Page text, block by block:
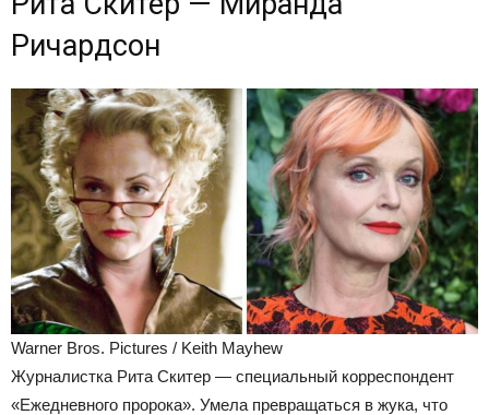
Ричардсон
Warner Bros. Pictures / Keith Mayhew
Журналистка Рита Скитер — специальный корреспондент
«Ежедневного пророка». Умела превращаться в жука, что